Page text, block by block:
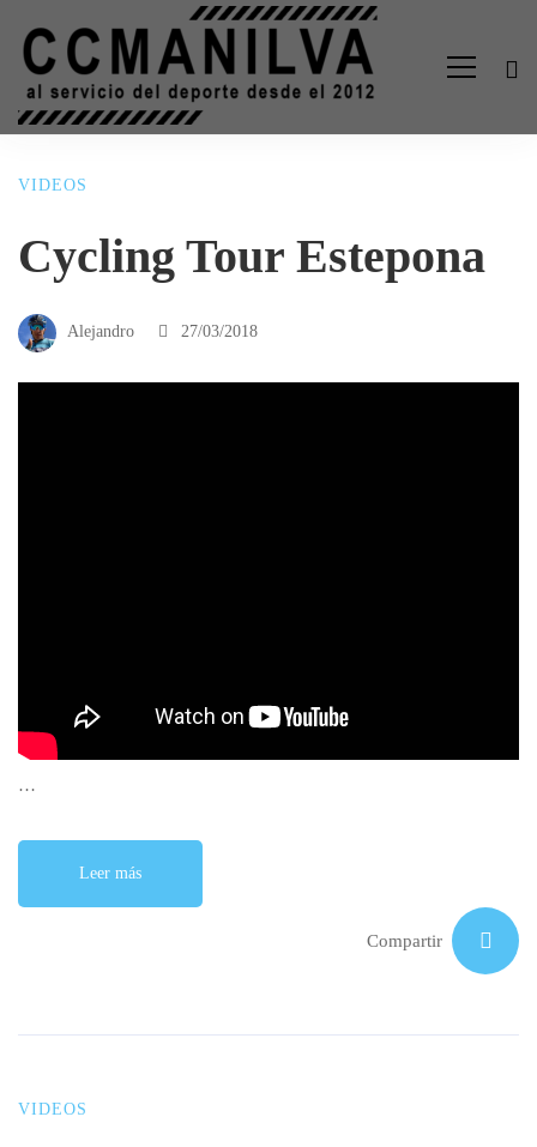
VIDEOS
Cycling Tour Estepona
Alejandro 27/03/2018
…
Leer más
Compartir
VIDEOS